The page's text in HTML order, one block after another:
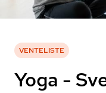
VENTELISTE
Yoga -